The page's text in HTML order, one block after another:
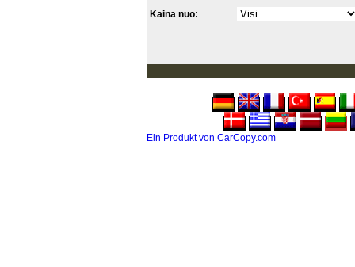
Kaina nuo:
Ein Produkt von CarCopy.com